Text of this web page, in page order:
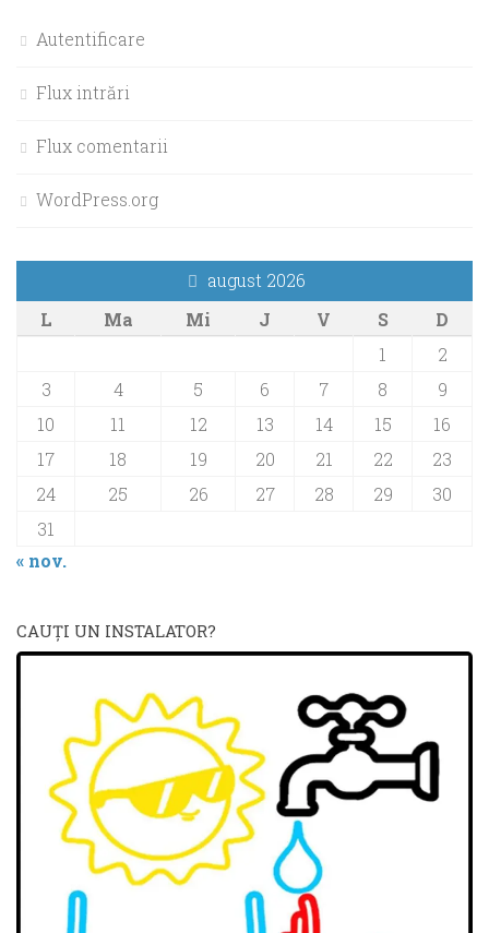
Autentificare
Flux intrări
Flux comentarii
WordPress.org
august 2026
L
Ma Mi J V S
D
1
2
3
4 5 6 7 8
9
10
11 12 13 14 15
16
17
18 19 20 21 22
23
24
25 26 27 28 29
30
31
« nov.
CAUŢI UN INSTALATOR?